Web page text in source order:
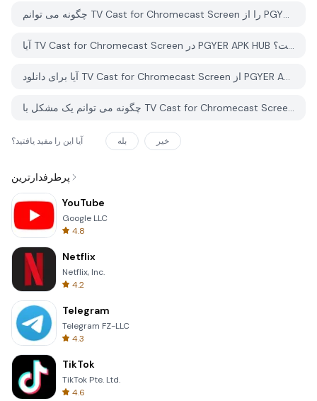
چگونه می توانم TV Cast for Chromecast Screen را از PGYER APK HUB دانلود کنم؟
آیا TV Cast for Chromecast Screen در PGYER APK HUB رایگان برای دانلود است؟
آیا برای دانلود TV Cast for Chromecast Screen از PGYER APK HUB نیاز به حساب کاربری دارم؟
چگونه می توانم یک مشکل با TV Cast for Chromecast Screen در PGYER APK HUB گزارش دهم؟
آیا این را مفید یافتید؟ بله خیر
پرطرفدارترین
YouTube
Google LLC
4.8
Netflix
Netflix, Inc.
4.2
Telegram
Telegram FZ-LLC
4.3
TikTok
TikTok Pte. Ltd.
4.6